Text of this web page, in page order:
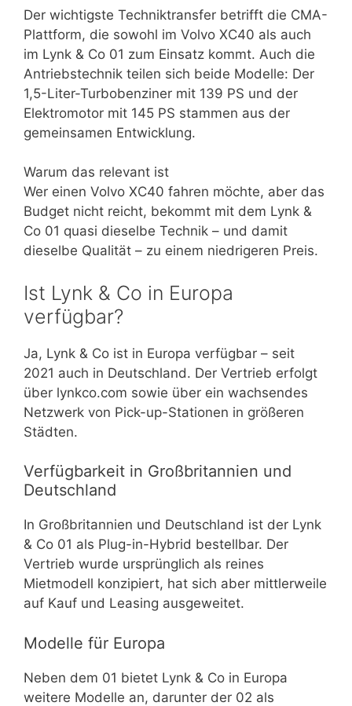
Der wichtigste Techniktransfer betrifft die CMA-
Plattform, die sowohl im Volvo XC40 als auch
im Lynk & Co 01 zum Einsatz kommt. Auch die
Antriebstechnik teilen sich beide Modelle: Der
1,5-Liter-Turbobenziner mit 139 PS und der
Elektromotor mit 145 PS stammen aus der
gemeinsamen Entwicklung.
Warum das relevant ist
Wer einen Volvo XC40 fahren möchte, aber das
Budget nicht reicht, bekommt mit dem Lynk &
Co 01 quasi dieselbe Technik – und damit
dieselbe Qualität – zu einem niedrigeren Preis.
Ist Lynk & Co in Europa
verfügbar?
Ja, Lynk & Co ist in Europa verfügbar – seit
2021 auch in Deutschland. Der Vertrieb erfolgt
über lynkco.com sowie über ein wachsendes
Netzwerk von Pick-up-Stationen in größeren
Städten.
Verfügbarkeit in Großbritannien und
Deutschland
In Großbritannien und Deutschland ist der Lynk
& Co 01 als Plug-in-Hybrid bestellbar. Der
Vertrieb wurde ursprünglich als reines
Mietmodell konzipiert, hat sich aber mittlerweile
auf Kauf und Leasing ausgeweitet.
Modelle für Europa
Neben dem 01 bietet Lynk & Co in Europa
weitere Modelle an, darunter der 02 als